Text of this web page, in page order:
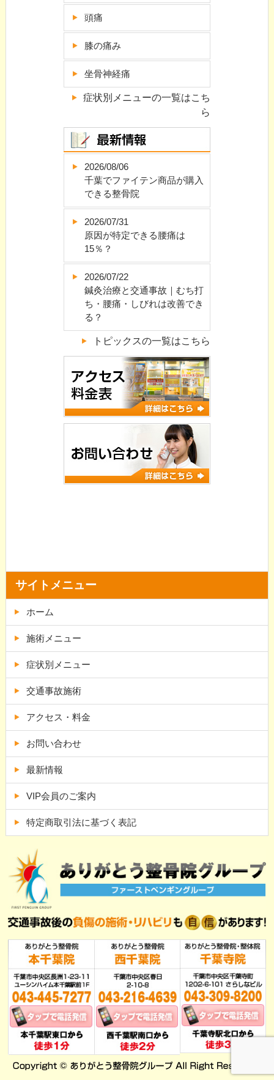
頭痛
膝の痛み
坐骨神経痛
症状別メニューの一覧はこち
ら
2026/08/06
千葉でファイテン商品が購入
できる整骨院
2026/07/31
原因が特定できる腰痛は
15％？
2026/07/22
鍼灸治療と交通事故｜むち打
ち・腰痛・しびれは改善でき
る？
トピックスの一覧はこちら
サイトメニュー
ホーム
施術メニュー
症状別メニュー
交通事故施術
アクセス・料金
お問い合わせ
最新情報
VIP会員のご案内
特定商取引法に基づく表記